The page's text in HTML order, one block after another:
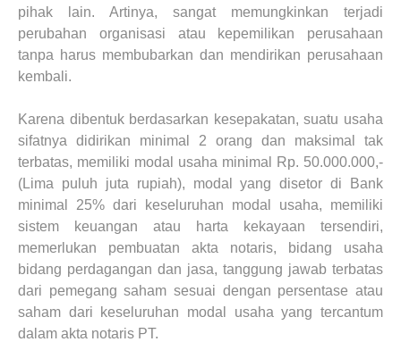
pihak lain. Artinya, sangat memungkinkan terjadi
perubahan organisasi atau kepemilikan perusahaan
tanpa harus membubarkan dan mendirikan perusahaan
kembali.
Karena dibentuk berdasarkan kesepakatan, suatu usaha
sifatnya didirikan minimal 2 orang dan maksimal tak
terbatas, memiliki modal usaha minimal Rp. 50.000.000,-
(Lima puluh juta rupiah), modal yang disetor di Bank
minimal 25% dari keseluruhan modal usaha, memiliki
sistem keuangan atau harta kekayaan tersendiri,
memerlukan pembuatan akta notaris, bidang usaha
bidang perdagangan dan jasa, tanggung jawab terbatas
dari pemegang saham sesuai dengan persentase atau
saham dari keseluruhan modal usaha yang tercantum
dalam akta notaris PT.